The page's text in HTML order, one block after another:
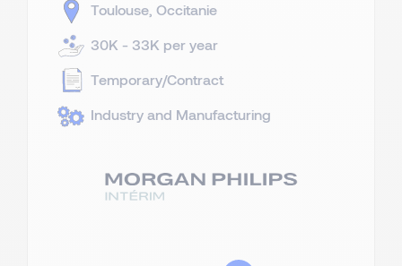
Toulouse Occitanie
30K - 33K per year
Temporary/Contract
Industry and Manufacturing